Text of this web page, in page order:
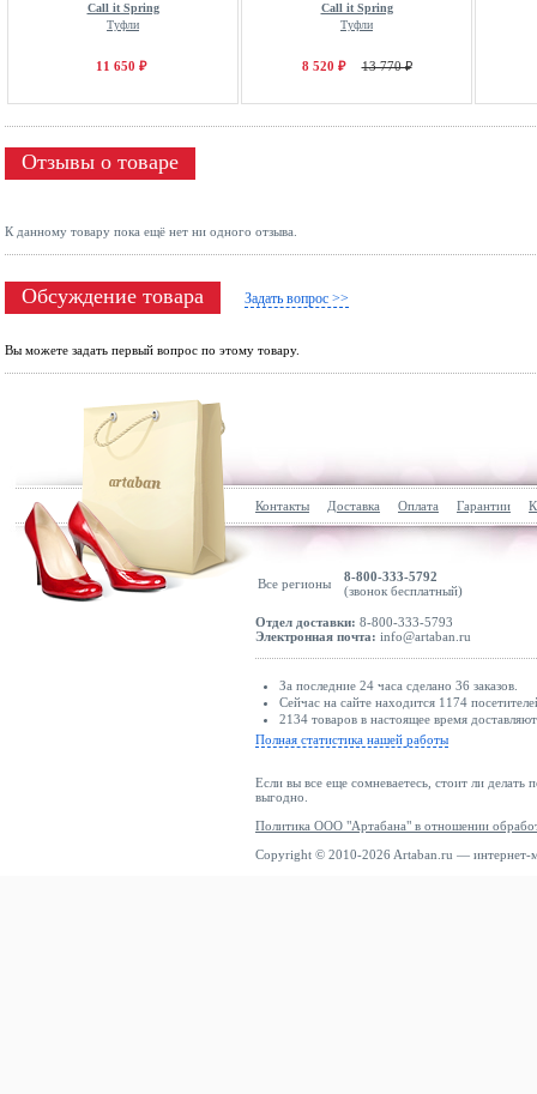
Call it Spring
Туфли
11 650 ₽
Call it Spring
Туфли
8 520 ₽ 13 770 ₽
Отзывы о товаре
К данному товару пока ещё нет ни одного отзыва.
Обсуждение товара Задать вопрос >>
Вы можете задать первый вопрос по этому товару.
Контакты Доставка Оплата Гарантии
Все регионы
8-800-333-5792
(звонок бесплатный)
Отдел доставки: 8-800-333-5793
Электронная почта: info@artaban.ru
За последние 24 часа сделано 36 заказов.
Сейчас на сайте находится 1174
2134 товаров в настоящее время
Полная статистика нашей работы
Если вы все еще сомневаетесь, стоит ли делать
выгодно.
Политика ООО "Артабана" в отношении
Copyright © 2010-2026 Artaban.ru — интернет-